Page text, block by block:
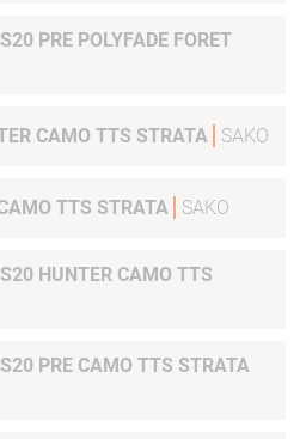
PRE POLYFADE FORET
CAMO TTS STRATA SAKO
TTS STRATA SAKO
HUNTER CAMO TTS
PRE CAMO TTS STRATA